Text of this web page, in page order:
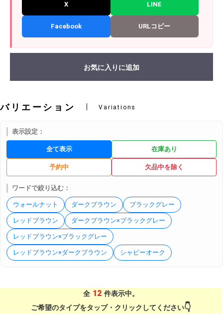
X LINE
Facebook URLコピー
お気に入りに追加
バリエーション Variations
表示設定：
全て表示 在庫あり
予約中 欠品中を除く
ワードで絞り込む：
ウォールナット ダークブラウン ブラックグレー
レッドブラウン ダークブラウン×ブラックグレー
レッドブラウン×ブラックグレー
レッドブラウン×ダークブラウン シャビーオーク
全 12 件表示中。
ご希望のタイプをタップ・クリックしてください